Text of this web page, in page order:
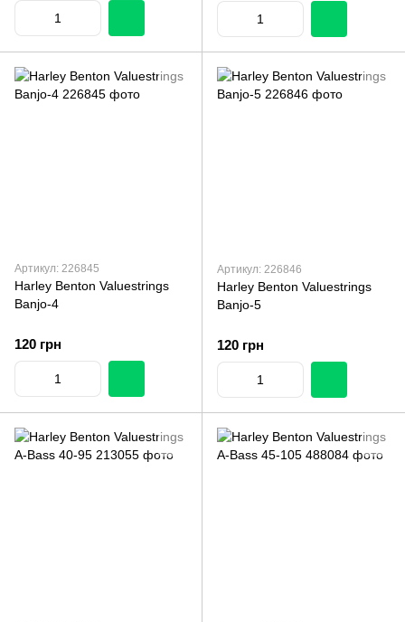
Артикул: 226845
Harley Benton Valuestrings
Banjo-4
120 грн
Артикул: 226846
Harley Benton Valuestrings
Banjo-5
120 грн